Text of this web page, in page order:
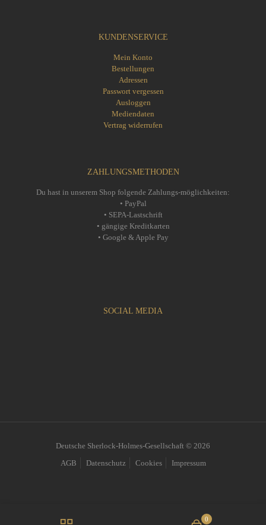
KUNDENSERVICE
Mein Konto
Bestellungen
Adressen
Passwort vergessen
Ausloggen
Mediendaten
Vertrag widerrufen
ZAHLUNGSMETHODEN
Du hast in unserem Shop folgende Zahlungs-möglichkeiten:
• PayPal
• SEPA-Lastschrift
• gängige Kreditkarten
• Google & Apple Pay
SOCIAL MEDIA
Deutsche Sherlock-Holmes-Gesellschaft © 2026
AGB
Datenschutz Cookies Impressum
0